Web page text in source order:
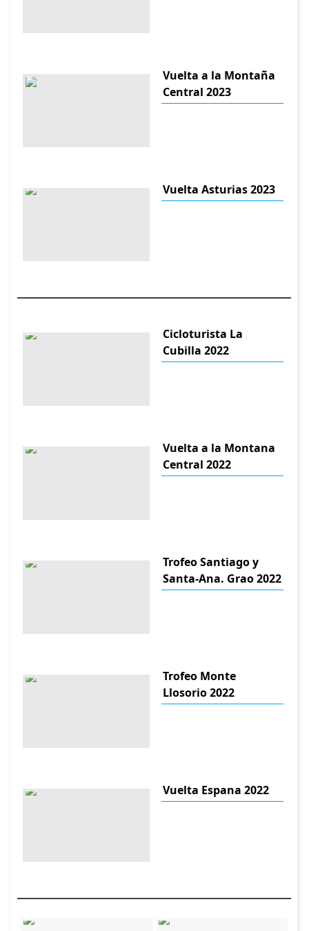
Vuelta a la Montaña
Central 2023
Vuelta Asturias 2023
Cicloturista La
Cubilla 2022
Vuelta a la Montana
Central 2022
Trofeo Santiago y
Santa-Ana. Grao 2022
Trofeo Monte
Llosorio 2022
Vuelta Espana 2022